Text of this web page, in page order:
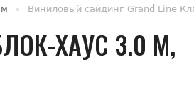
Виниловый сайдинг Grand Line
ХАУС 3.0 М,